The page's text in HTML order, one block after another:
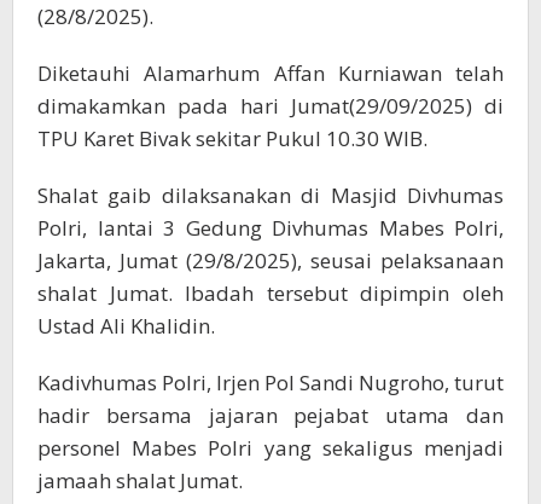
(28/8/2025).
Diketauhi Alamarhum Affan Kurniawan telah
dimakamkan pada hari Jumat(29/09/2025) di
TPU Karet Bivak sekitar Pukul 10.30 WIB.
Shalat gaib dilaksanakan di Masjid Divhumas
Polri, lantai 3 Gedung Divhumas Mabes Polri,
Jakarta, Jumat (29/8/2025), seusai pelaksanaan
shalat Jumat. Ibadah tersebut dipimpin oleh
Ustad Ali Khalidin.
Kadivhumas Polri, Irjen Pol Sandi Nugroho, turut
hadir bersama jajaran pejabat utama dan
personel Mabes Polri yang sekaligus menjadi
jamaah shalat Jumat.